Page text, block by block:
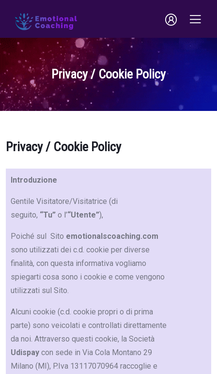
Privacy / Cookie Policy
Privacy / Cookie Policy
Introduzione
Gentile Visitatore/Visitatrice (di
seguito, “Tu” o l’“Utente”),
Poiché sul Sito emotionalscoaching.com
sono utilizzati dei c.d. cookie per diverse
finalità, con questa informativa vogliamo
spiegarti cosa sono i cookie e come vengono
utilizzati sul Sito.
Alcuni cookie (c.d. cookie propri o di prima
parte) sono veicolati e controllati direttamente
da noi. Attraverso questi cookie, la Società
Udispay con sede in Via Cola Montano 29
Milano (MI), P.Iva 13117070964 raccoglie e